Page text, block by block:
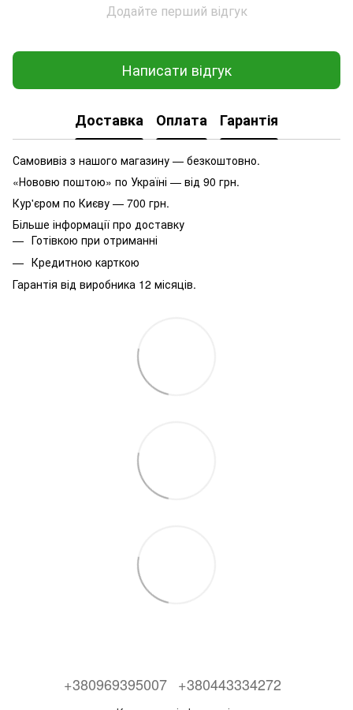
Додайте перший відгук
Написати відгук
Доставка Оплата Гарантія
Самовивіз з нашого магазину — безкоштовно.
«Нововю поштою» по Україні — від 90 грн.
Кур'єром по Києву — 700 грн.
Більше інформації про доставку
Готівкою при отриманні
Кредитною карткою
Гарантія від виробника 12 місяців.
+380969395007 +380443334272